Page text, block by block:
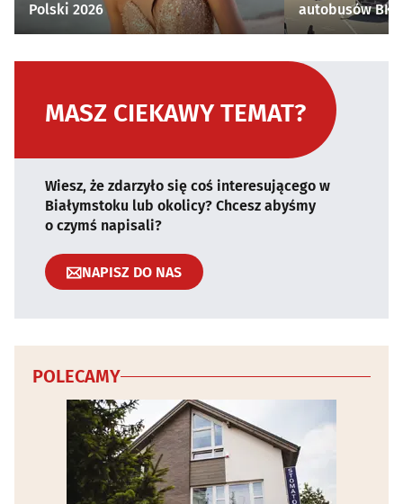
Polski 2026
autobusów
MASZ CIEKAWY TEMAT?
Wiesz, że zdarzyło się coś interesującego w
Białymstoku lub okolicy? Chcesz abyśmy
o czymś napisali?
NAPISZ DO NAS
POLECAMY